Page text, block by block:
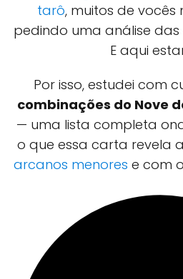
tarô, muitos de vocês
pedindo uma análise
E aqui
Por isso, estudei com
combinações do Nove
— uma lista completa
o que essa carta revela
arcanos menores e com